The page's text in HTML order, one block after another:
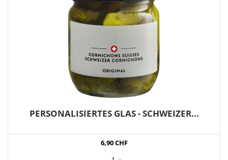
PERSONALISIERTES GLAS - SCHWEIZER...
6,90 CHF